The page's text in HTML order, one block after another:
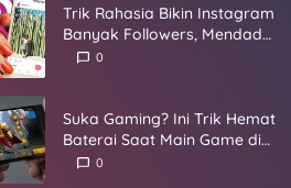
Trik Rahasia Bikin Instagram
Banyak Followers, Mendadak
Jadi Selebgram
0
Suka Gaming? Ini Trik Hemat
Baterai Saat Main Game di
Smartphone
0